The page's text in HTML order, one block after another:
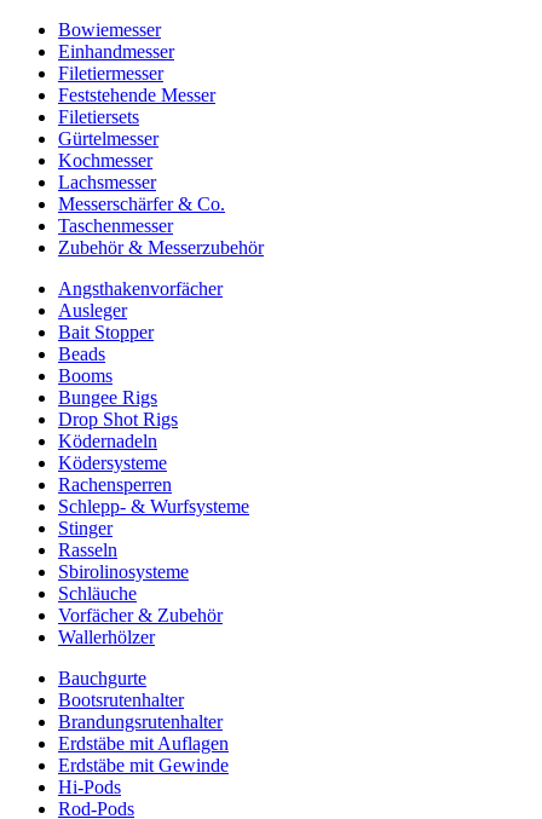
Bowiemesser
Einhandmesser
Filetiermesser
Feststehende Messer
Filetiersets
Gürtelmesser
Kochmesser
Lachsmesser
Messerschärfer & Co.
Taschenmesser
Zubehör & Messerzubehör
Angsthakenvorfächer
Ausleger
Bait Stopper
Beads
Booms
Bungee Rigs
Drop Shot Rigs
Ködernadeln
Ködersysteme
Rachensperren
Schlepp- & Wurfsysteme
Stinger
Rasseln
Sbirolinosysteme
Schläuche
Vorfächer & Zubehör
Wallerhölzer
Bauchgurte
Bootsrutenhalter
Brandungsrutenhalter
Erdstäbe mit Auflagen
Erdstäbe mit Gewinde
Hi-Pods
Rod-Pods